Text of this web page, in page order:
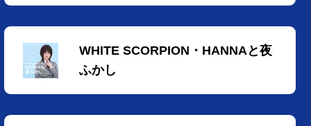
WHITE SCORPION・HANNAと夜
ふかし